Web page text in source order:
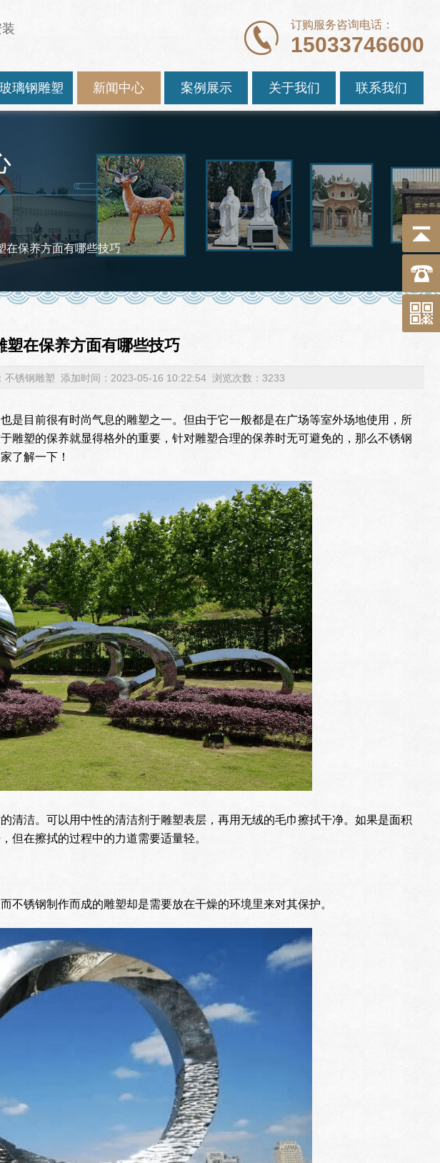
订购服务咨询电话：
15033746600
玻璃钢雕塑 新闻中心 案例展示 关于我们 联系我们
在保养方面有哪些技巧
塑在保养方面有哪些技巧
不锈钢雕塑 添加时间：2023-05-16 10:22:54 浏览次数：3233
也是目前很有时尚气息的雕塑之一。但由于它一般都是在广场等室外场地使用，所
雕塑的保养就显得格外的重要，针对雕塑合理的保养时无可避免的，那么不锈钢
了解一下！
清洁。可以用中性的清洁剂于雕塑表层，再用无绒的毛巾擦拭干净。如果是面积
但在擦拭的过程中的力道需要适量轻。
锈钢制作而成的雕塑却是需要放在干燥的环境里来对其保护。